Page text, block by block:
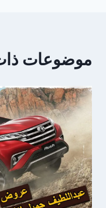
موضوعات